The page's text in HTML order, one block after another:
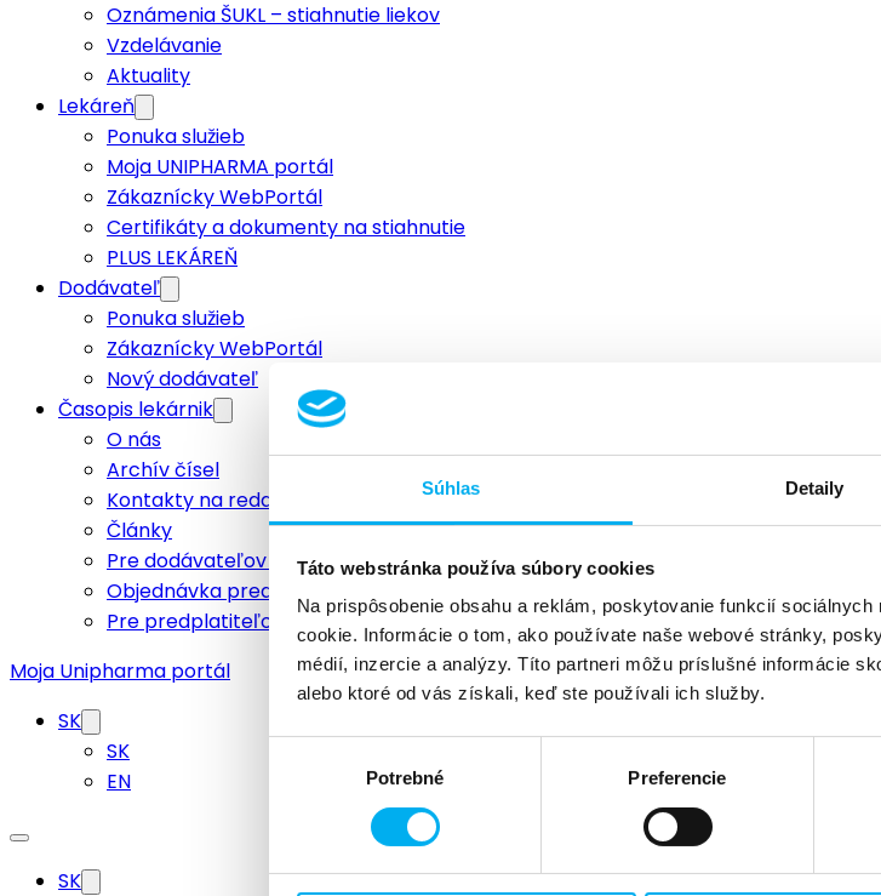
Súhlas Detaily
Táto webstránka používa súbory cookies
Na prispôsobenie obsahu a reklám, poskytovanie funkcií
cookie. Informácie o tom, ako používate naše webové stránky,
médií, inzercie a analýzy. Títo partneri môžu príslušné informácie
alebo ktoré od vás získali, keď ste používali ich služby.
Potrebné Preferencie
Oznámenia ŠUKL – stiahnutie liekov
Vzdelávanie
Aktuality
Lekáreň
Ponuka služieb
Moja UNIPHARMA portál
Zákaznícky WebPortál
Certifikáty a dokumenty na stiahnutie
PLUS LEKÁREŇ
Dodávateľ
Ponuka služieb
Zákaznícky WebPortál
Nový dodávateľ
Časopis lekárnik
O nás
Archív čísel
Kontakty na redakciu
Články
Pre dodávateľov a inzerentov
Objednávka predplatného
Pre predplatiteľov
Moja Unipharma portál
SK
SK
EN
SK